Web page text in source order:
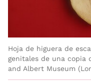
Hoja de higuera de
genitales de una copia
and Albert Museum